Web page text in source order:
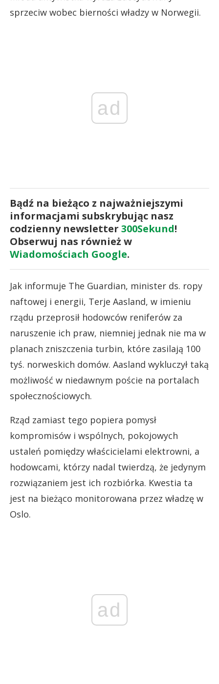
sprzeciw wobec bierności władzy w Norwegii.
ad
Bądź na bieżąco z najważniejszymi
informacjami subskrybując nasz
codzienny newsletter 300Sekund!
Obserwuj nas również w
Wiadomościach Google.
Jak informuje The Guardian, minister ds. ropy
naftowej i energii, Terje Aasland, w imieniu
rządu przeprosił hodowców reniferów za
naruszenie ich praw, niemniej jednak nie ma w
planach zniszczenia turbin, które zasilają 100
tyś. norweskich domów. Aasland wykluczył taką
możliwość w niedawnym poście na portalach
społecznościowych.
Rząd zamiast tego popiera pomysł
kompromisów i wspólnych, pokojowych
ustaleń pomiędzy właścicielami elektrowni, a
hodowcami, którzy nadal twierdzą, że jedynym
rozwiązaniem jest ich rozbiórka. Kwestia ta
jest na bieżąco monitorowana przez władzę w
Oslo.
ad